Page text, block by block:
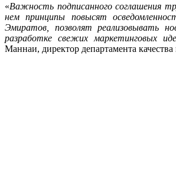
«Важность подписанного соглашения
нем принципы повысят
Эмиратов, позволят реализовывать
разработке свежих маркетинговых
Маннаи, директор департамента